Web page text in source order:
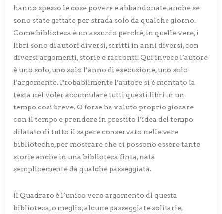
hanno spesso le cose povere e abbandonate, anche se
sono state gettate per strada solo da qualche giorno.
Come biblioteca è un assurdo perché, in quelle vere, i
libri sono di autori diversi, scritti in anni diversi, con
diversi argomenti, storie e racconti. Qui invece l’autore
è uno solo, uno solo l’anno di esecuzione, uno solo
l’argomento. Probabilmente l’autore si è montato la
testa nel voler accumulare tutti questi libri in un
tempo così breve. O forse ha voluto proprio giocare
con il tempo e prendere in prestito l’idea del tempo
dilatato di tutto il sapere conservato nelle vere
biblioteche, per mostrare che ci possono essere tante
storie anche in una biblioteca finta, nata
semplicemente da qualche passeggiata.
Il Quadraro è l’unico vero argomento di questa
biblioteca, o meglio, alcune passeggiate solitarie,